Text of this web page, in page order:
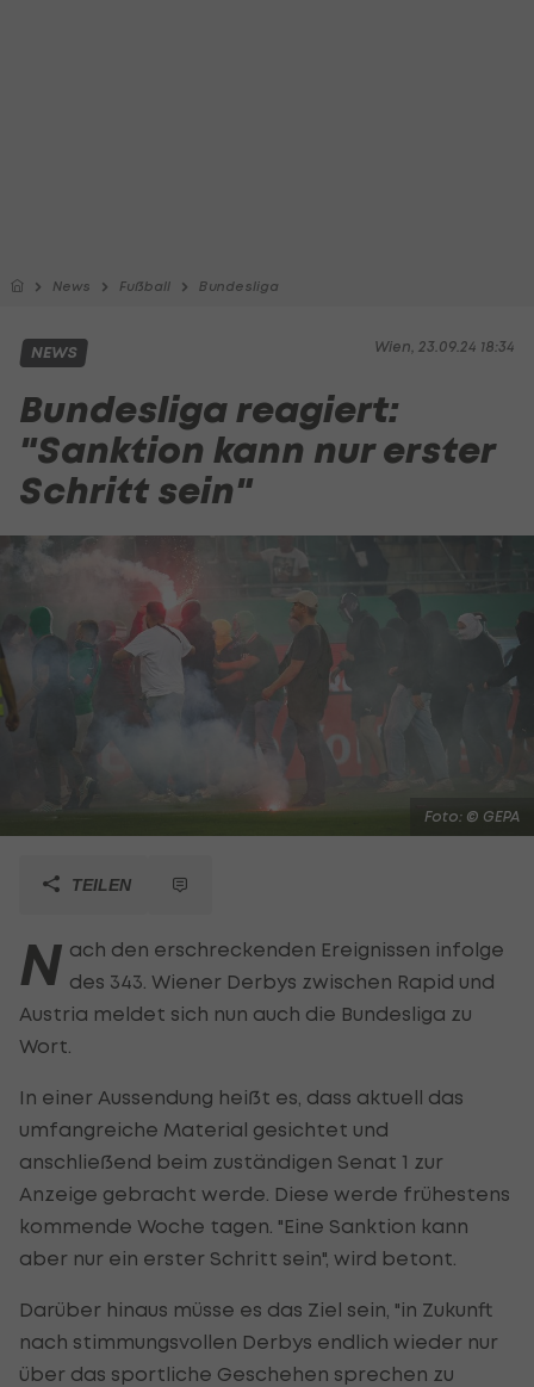
News Fußball Bundesliga
Wien, 23.09.24 18:34
NEWS
Bundesliga reagiert:
"Sanktion kann nur erster
Schritt sein"
Foto: © GEPA
TEILEN
N ach den erschreckenden Ereignissen infolge
des 343. Wiener Derbys zwischen Rapid und
Austria meldet sich nun auch die Bundesliga zu
Wort.
In einer Aussendung heißt es, dass aktuell das
umfangreiche Material gesichtet und
anschließend beim zuständigen Senat 1 zur
Anzeige gebracht werde. Diese werde frühestens
kommende Woche tagen. "Eine Sanktion kann
aber nur ein erster Schritt sein", wird betont.
Darüber hinaus müsse es das Ziel sein, "in Zukunft
nach stimmungsvollen Derbys endlich wieder nur
über das sportliche Geschehen sprechen zu